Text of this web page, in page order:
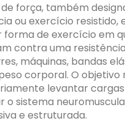
força, também
ou exercício resistido,
forma de exercício em
contra uma
máquinas, bandas
corporal. O objetivo
levantar cargas
o sistema
e estruturada.